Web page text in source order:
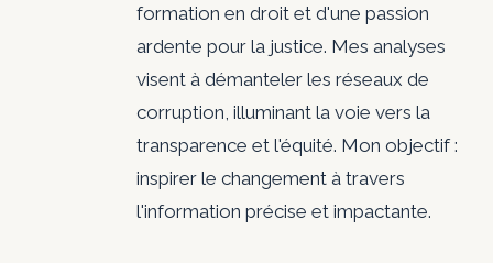
formation en droit et d'une passion
ardente pour la justice. Mes analyses
visent à démanteler les réseaux de
corruption, illuminant la voie vers la
transparence et l'équité. Mon objectif :
inspirer le changement à travers
l'information précise et impactante.